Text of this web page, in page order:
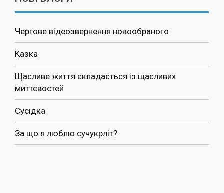
Чергове відеозвернення новообраного
Казка
Щасливе життя складається із щасливих
миттєвостей
Сусідка
За що я люблю сучукрліт?